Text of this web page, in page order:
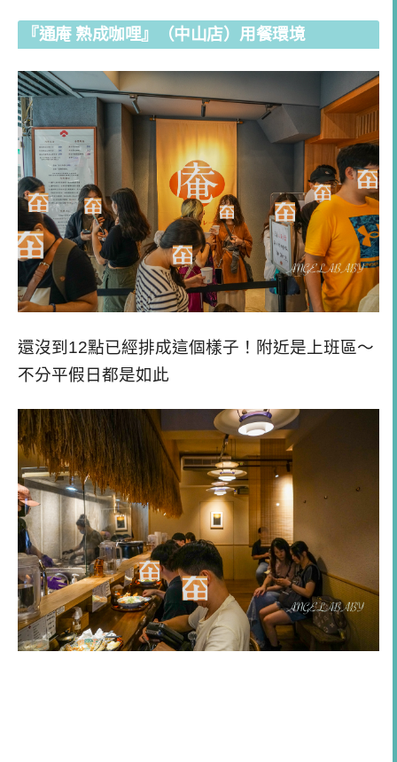
『通庵 熟成咖哩』（中山店）用餐環境
還沒到12點已經排成這個樣子！附近是上班區～
不分平假日都是如此